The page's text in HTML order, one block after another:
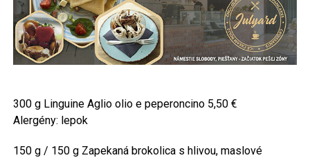
300 g Linguine Aglio olio e peperoncino 5,50 €
Alergény: lepok
150 g / 150 g Zapekaná brokolica s hlivou, maslové